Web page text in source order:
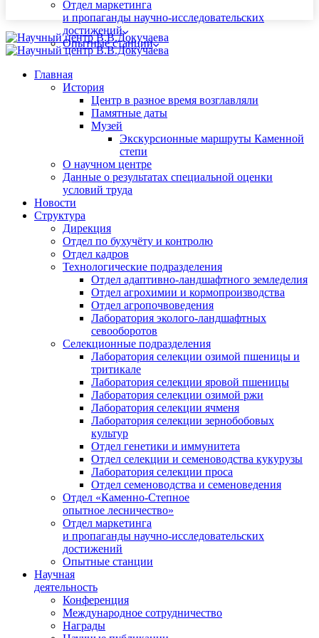
Отдел маркетинга
и пропаганды научно-исследовательских
достижений
Опытные станции
Главная
История
Центр в разное время возглавляли
Памятные даты
Музей
Экскурсионные маршруты Каменной
степи
О научном центре
Данные о результатах специальной оценки
условий труда
Новости
Структура
Дирекция
Отдел по бухучёту и контролю
Отдел кадров
Технологические подразделения
Отдел адаптивно-ландшафтного земледелия
Отдел агрохимии и кормопроизводства
Отдел агропочвоведения
Лаборатория эколого-ландшафтных
севооборотов
Селекционные подразделения
Лаборатория селекции озимой пшеницы и
тритикале
Лаборатория селекции яровой пшеницы
Лаборатория селекции озимой ржи
Лаборатория селекции ячменя
Лаборатория селекции зернобобовых
культур
Отдел генетики и иммунитета
Отдел селекции и семеноводства кукурузы
Лаборатория селекции проса
Отдел семеноводства и семеноведения
Отдел «Каменно-Степное
опытное лесничество»
Отдел маркетинга
и пропаганды научно-исследовательских
достижений
Опытные станции
Научная
деятельность
Конференция
Международное сотрудничество
Награды